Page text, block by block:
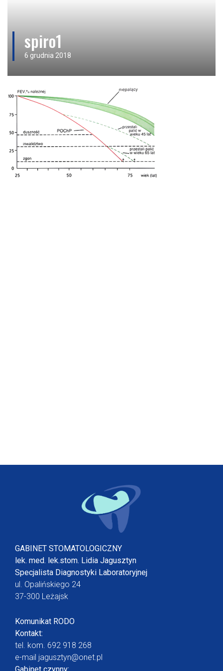
spiro1
6 grudnia 2018
GABINET STOMATOLOGICZNY
lek. med. lek.stom. Lidia Jagusztyn
Specjalista Diagnostyki Laboratoryjnej
ul. Opalińskiego 24
37-300 Leżajsk
Komunikat RODO
Kontakt:
tel. kom. 692 918 268
e-mail jagusztyn@onet.pl